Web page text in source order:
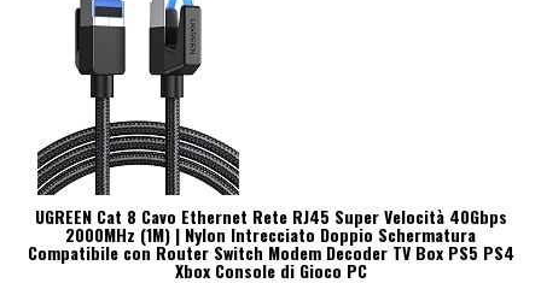
UGREEN Cat 8 Cavo Ethernet Rete RJ45 Super Velocità 40Gbps
2000MHz (1M) | Nylon Intrecciato Doppio Schermatura
Compatibile con Router Switch Modem Decoder TV Box PS5 PS4
Xbox Console di Gioco PC